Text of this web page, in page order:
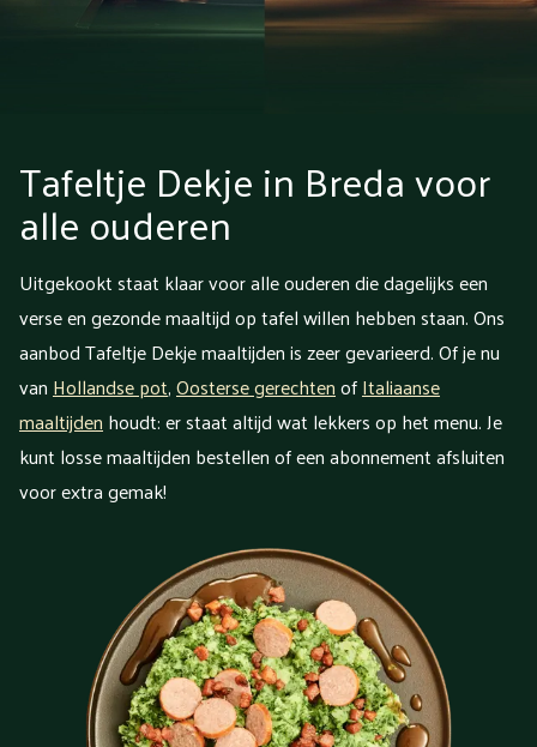
Tafeltje Dekje in Breda voor
alle ouderen
Uitgekookt staat klaar voor alle ouderen die dagelijks een
verse en gezonde maaltijd op tafel willen hebben staan. Ons
aanbod Tafeltje Dekje maaltijden is zeer gevarieerd. Of je nu
vanHollandse pot,Oosterse gerechtenofItaliaanse
maaltijdenhoudt: er staat altijd wat lekkers op het menu. Je
kunt losse maaltijden bestellen of een abonnement afsluiten
voor extra gemak!